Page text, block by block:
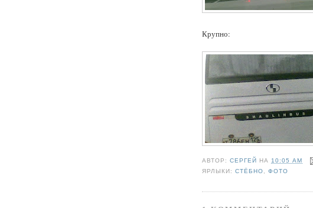
Крупно:
АВТОР:СЕРГЕЙ НА 10:05 AM
ЯРЛЫКИ:СТЁБНО ,ФОТО